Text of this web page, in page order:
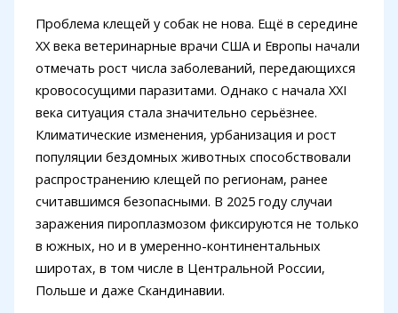
Проблема клещей у собак не нова. Ещё в середине
XX века ветеринарные врачи США и Европы начали
отмечать рост числа заболеваний, передающихся
кровососущими паразитами. Однако с начала XXI
века ситуация стала значительно серьёзнее.
Климатические изменения, урбанизация и рост
популяции бездомных животных способствовали
распространению клещей по регионам, ранее
считавшимся безопасными. В 2025 году случаи
заражения пироплазмозом фиксируются не только
в южных, но и в умеренно-континентальных
широтах, в том числе в Центральной России,
Польше и даже Скандинавии.